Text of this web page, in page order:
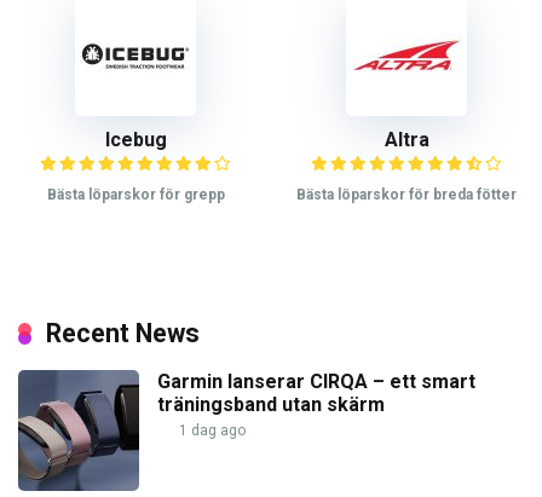
Icebug
Bästa löparskor för grepp
Altra
Bästa löparskor för breda fötter
Recent News
Garmin lanserar CIRQA – ett smart
träningsband utan skärm
1 dag ago